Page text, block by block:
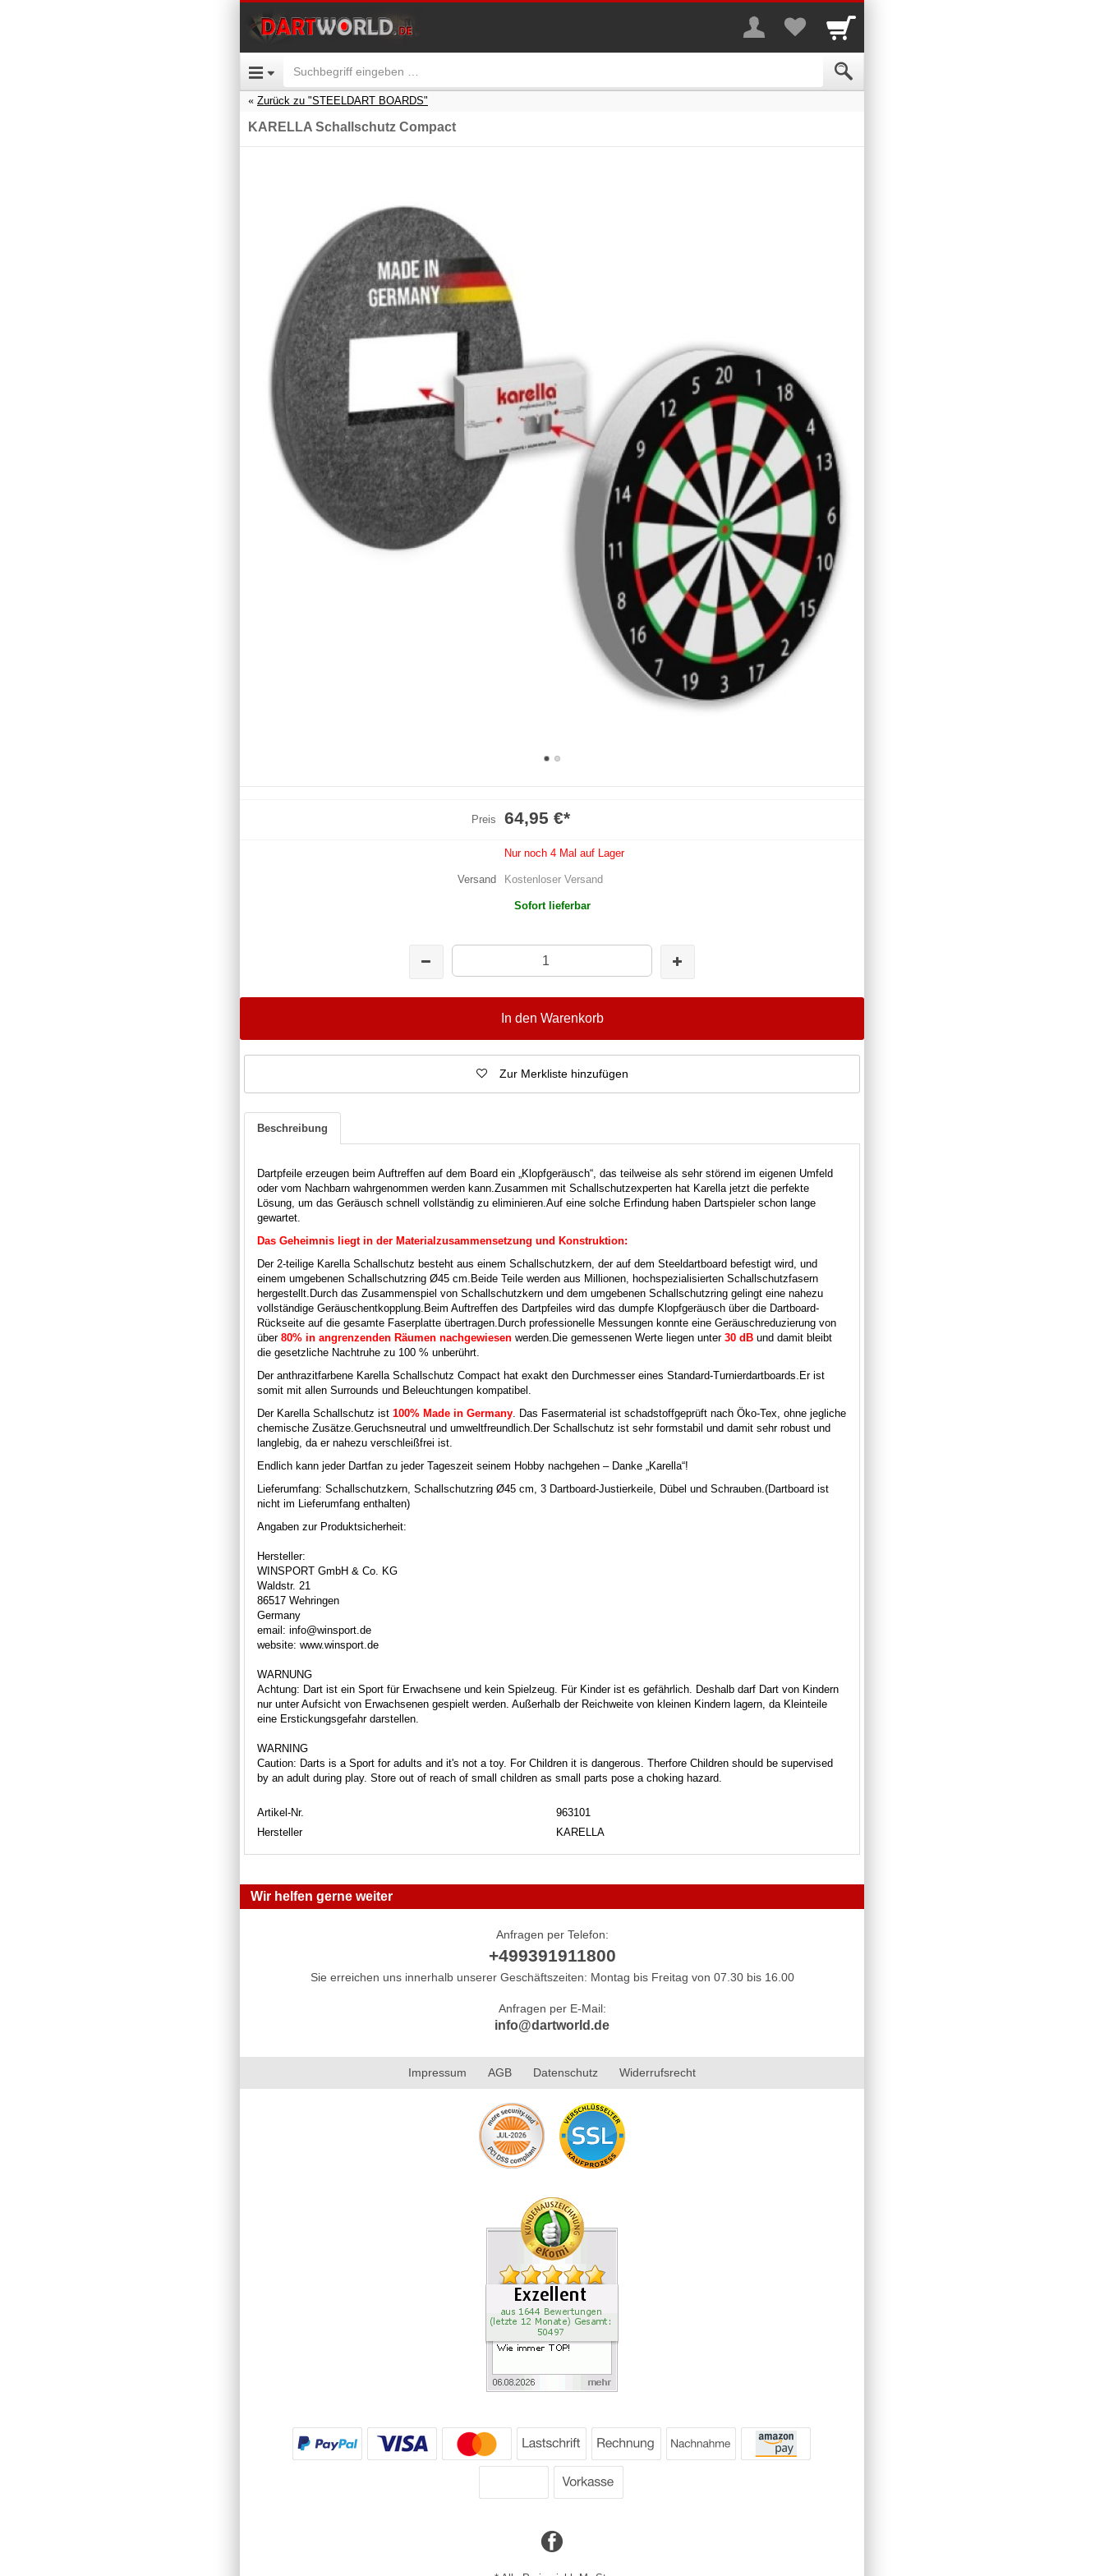
Zurück zu "STEELDART BOARDS"
KARELLA Schallschutz Compact
Preis 64,95 €*
Nur noch 4 Mal auf Lager
Versand Kostenloser Versand
Sofort lieferbar
In den Warenkorb
Zur Merkliste hinzufügen
Beschreibung
Dartpfeile erzeugen beim Auftreffen auf dem Board ein „Klopfgeräusch“, das teilweise als sehr störend im eigenen Umfeld
oder vom Nachbarn wahrgenommen werden kann. Zusammen mit Schallschutzexperten hat Karella jetzt die perfekte
Lösung, um das Geräusch schnell vollständig zu eliminieren. Auf eine solche Erfindung haben Dartspieler schon lange
gewartet.
Das Geheimnis liegt in der Materialzusammensetzung und Konstruktion:
Der 2-teilige Karella Schallschutz besteht aus einem Schallschutzkern, der auf dem Steeldartboard befestigt wird, und
einem umgebenen Schallschutzring Ø45 cm. Beide Teile werden aus Millionen, hochspezialisierten Schallschutzfasern
hergestellt. Durch das Zusammenspiel von Schallschutzkern und dem umgebenen Schallschutzring gelingt eine nahezu
vollständige Geräuschentkopplung. Beim Auftreffen des Dartpfeiles wird das dumpfe Klopfgeräusch über die Dartboard-
Rückseite auf die gesamte Faserplatte übertragen. Durch professionelle Messungen konnte eine Geräuschreduzierung von
über 80% in angrenzenden Räumen nachgewiesen werden. Die gemessenen Werte liegen unter 30 dB und damit bleibt
die gesetzliche Nachtruhe zu 100 % unberührt.
Der anthrazitfarbene Karella Schallschutz Compact hat exakt den Durchmesser eines Standard-Turnierdartboards. Er ist
somit mit allen Surrounds und Beleuchtungen kompatibel.
Der Karella Schallschutz ist 100% Made in Germany Das Fasermaterial ist schadstoffgeprüft nach Öko-Tex, ohne jegliche
chemische Zusätze. Geruchsneutral und umweltfreundlich. Der Schallschutz ist sehr formstabil und damit sehr robust und
langlebig, da er nahezu verschleißfrei ist.
Endlich kann jeder Dartfan zu jeder Tageszeit seinem Hobby nachgehen – Danke „Karella“!
Lieferumfang: Schallschutzkern, Schallschutzring Ø45 cm, 3 Dartboard-Justierkeile, Dübel und Schrauben. (Dartboard ist
nicht im Lieferumfang enthalten)
Angaben zur Produktsicherheit:
Hersteller:
WINSPORT GmbH & Co. KG
Waldstr. 21
86517 Wehringen
Germany
email: info@winsport.de
website: www.winsport.de
WARNUNG
Achtung: Dart ist ein Sport für Erwachsene und kein Spielzeug. Für Kinder ist es gefährlich. Deshalb darf Dart von Kindern
nur unter Aufsicht von Erwachsenen gespielt werden. Außerhalb der Reichweite von kleinen Kindern lagern, da Kleinteile
eine Erstickungsgefahr darstellen.
WARNING
Caution: Darts is a Sport for adults and it's not a toy. For Children it is dangerous. Therfore Children should be supervised
by an adult during play. Store out of reach of small children as small parts pose a choking hazard.
Artikel-Nr.
963101
Hersteller
KARELLA
Wir helfen gerne weiter
Anfragen per Telefon:
+499391911800
Sie erreichen uns innerhalb unserer Geschäftszeiten: Montag bis Freitag von 07.30 bis 16.00
Anfragen per E-Mail:
info@dartworld.de
Impressum AGB Datenschutz Widerrufsrecht